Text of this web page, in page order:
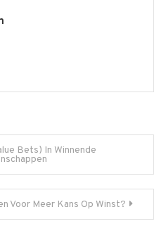
Bets) In Winnende
Voor Meer Kans Op Winst?